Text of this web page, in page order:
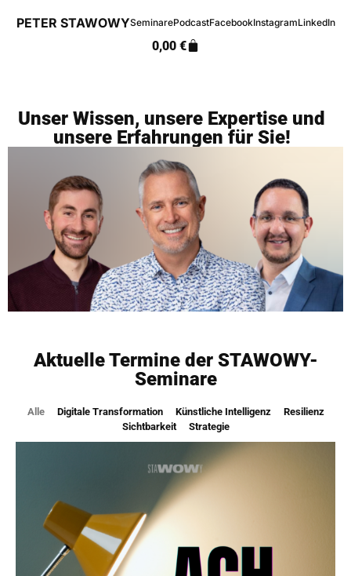
PETER STAWOWYSeminarePodcastFacebookInstagramLinkedIn
0,00 €
Unser Wissen, unsere Expertise und
unsere Erfahrungen für Sie!
Aktuelle Termine der STAWOWY-
Seminare
Digitale Transformation Künstliche Intelligenz
Resilienz
Sichtbarkeit
Strategie
Alle